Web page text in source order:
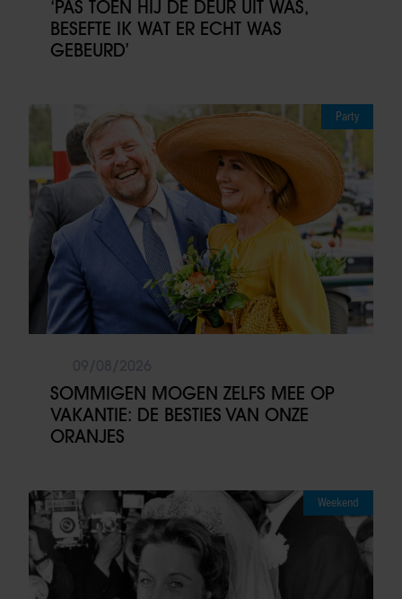
‘PAS TOEN HIJ DE DEUR UIT WAS,
BESEFTE IK WAT ER ECHT WAS
GEBEURD’
Party
SOMMIGEN MOGEN ZELFS MEE OP
VAKANTIE: DE BESTIES VAN ONZE
ORANJES
Weekend